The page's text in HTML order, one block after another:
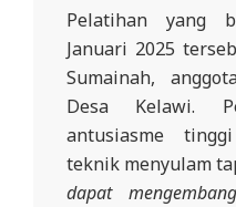
Pelatihan yang
Januari 2025
Sumainah,
Desa Kelawi.
antusiasme
teknik menyulam
dapat